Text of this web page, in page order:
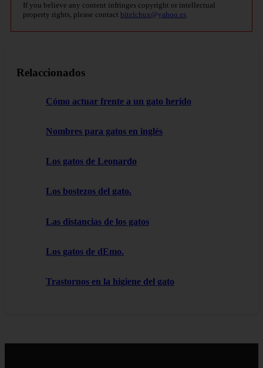
If you believe any content infringes copyright or intellectual
property rights, please contact bitelchux@yahoo.es.
Relaccionados
Cómo actuar frente a un gato herido
Nombres para gatos en inglés
Los gatos de Leonardo
Los bostezos del gato.
Las distancias de los gatos
Los gatos de dEmo.
Trastornos en la higiene del gato